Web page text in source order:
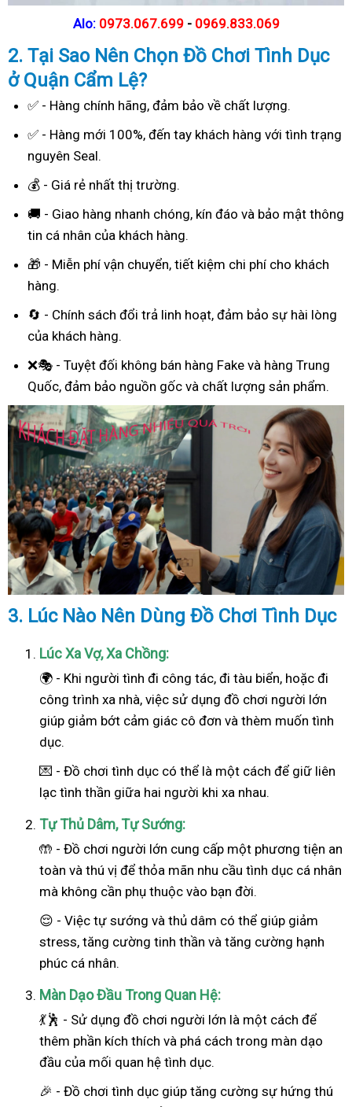
Alo: 0973.067.699 - 0969.833.069
2. Tại SaoNên Chọn Đồ Chơi Tình Dục
ở Quận Cẩm Lệ?
✅ - Hàng chính hãng, đảm bảo về chất lượng.
✅ - Hàng mới 100%, đến tay khách hàng với tình trạng
nguyên Seal.
💰 - Giá rẻ nhất thị trường.
🚚 - Giao hàng nhanh chóng, kín đáo và bảo mật thông
tin cá nhân của khách hàng.
🎁 - Miễn phí vận chuyển, tiết kiệm chi phí cho khách
hàng.
🔄 - Chính sách đổi trả linh hoạt, đảm bảo sự hài lòng
của khách hàng.
❌🎭 - Tuyệt đối không bán hàng Fake và hàng Trung
Quốc, đảm bảo nguồn gốc và chất lượng sản phẩm.
3. Lúc Nào Nên Dùng Đồ Chơi Tình Dục
Lúc Xa Vợ, Xa Chồng:
🌍 - Khi người tình đi công tác, đi tàu biển, hoặc đi
công trình xa nhà, việc sử dụng đồ chơi người lớn
giúp giảm bớt cảm giác cô đơn và thèm muốn tình
dục.
💌 - Đồ chơi tình dục có thể là một cách để giữ liên
lạc tình thần giữa hai người khi xa nhau.
Tự Thủ Dâm, Tự Sướng:
🤲 - Đồ chơi người lớn cung cấp một phương tiện an
toàn và thú vị để thỏa mãn nhu cầu tình dục cá nhân
mà không cần phụ thuộc vào bạn đời.
😌 - Việc tự sướng và thủ dâm có thể giúp giảm
stress, tăng cường tinh thần và tăng cường hạnh
phúc cá nhân.
Màn Dạo Đầu Trong Quan Hệ:
💃🕺 - Sử dụng đồ chơi người lớn là một cách để
thêm phần kích thích và phá cách trong màn dạo
đầu của mối quan hệ tình dục.
🎉 - Đồ chơi tình dục giúp tăng cường sự hứng thú